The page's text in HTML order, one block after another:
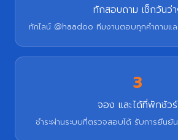
ทักสอบถาม เช็กวันว่
ทักไลน์ @haadoo ทีมงานตอบทุกคำถามแ
3
จอง และได้ที่พักชัวร์
ชำระผ่านระบบที่ตรวจสอบได้ รับการยืนยั